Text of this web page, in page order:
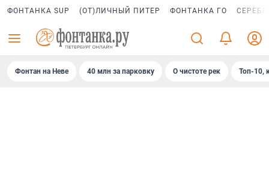
ФОНТАНКА SUP (ОТ)ЛИЧНЫЙ ПИТЕР ФОНТАНКА ГО
Фонтан на Неве 40 млн за парковку О чистоте рек Топ-10,